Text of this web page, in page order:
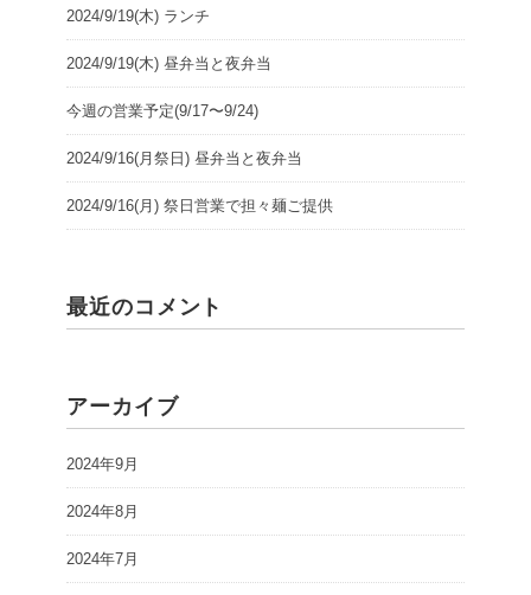
2024/9/19(木) ランチ
2024/9/19(木) 昼弁当と夜弁当
今週の営業予定(9/17〜9/24)
2024/9/16(月祭日) 昼弁当と夜弁当
2024/9/16(月) 祭日営業で担々麺ご提供
最近のコメント
アーカイブ
2024年9月
2024年8月
2024年7月